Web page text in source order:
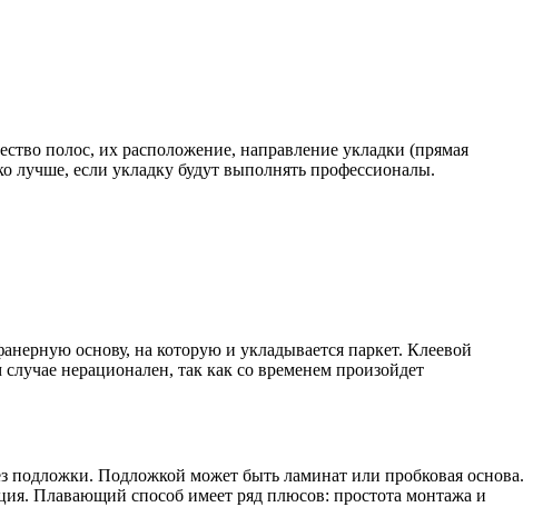
полос, их расположение, направление укладки (прямая
лучше, если укладку будут выполнять профессионалы.
основу, на которую и укладывается паркет. Клеевой
нерационален, так как со временем произойдет
подложки. Подложкой может быть ламинат или пробковая основа.
Плавающий способ имеет ряд плюсов: простота монтажа и